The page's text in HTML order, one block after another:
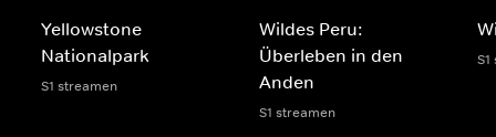
Yellowstone
Nationalpark
S1 streamen
Wildes Peru:
Überleben in den
Anden
S1 streamen